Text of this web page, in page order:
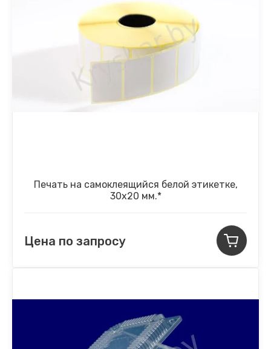
Печать на самоклеящийся белой этикетке,
30х20 мм.*
Цена по запросу